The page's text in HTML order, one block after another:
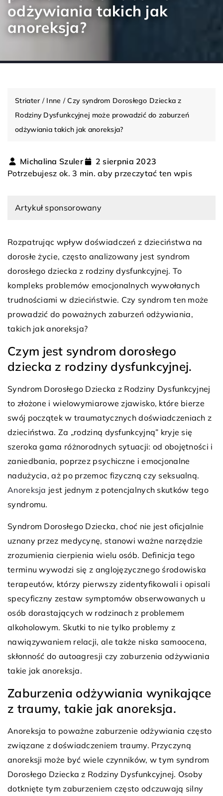
odżywiania takich jak
anoreksja?
Striater/ Inne /Czy syndrom Dorosłego Dziecka z
Rodziny Dysfunkcyjnej może prowadzić do zaburzeń
odżywiania takich jak anoreksja?
Michalina Szuler
2 sierpnia 2023
Potrzebujesz ok. 3 min. aby przeczytać ten wpis
Artykuł sponsorowany
Rozpatrując wpływ doświadczeń z dzieciństwa na
dorosłe życie, często analizowany jest syndrom
dorosłego dziecka z rodziny dysfunkcyjnej. To
kompleks problemów emocjonalnych wywołanych
trudnościami w dzieciństwie. Czy syndrom ten może
prowadzić do poważnych zaburzeń odżywiania,
takich jak anoreksja?
Czym jest syndrom dorosłego
dziecka z rodziny dysfunkcyjnej.
Syndrom Dorosłego Dziecka z Rodziny Dysfunkcyjnej
to złożone i wielowymiarowe zjawisko, które bierze
swój początek w traumatycznych doświadczeniach z
dzieciństwa. Za „rodziną dysfunkcyjną” kryje się
szeroka gama różnorodnych sytuacji: od obojętności i
zaniedbania, poprzez psychiczne i emocjonalne
nadużycia, aż po przemoc fizyczną czy seksualną.
Anoreksja jest jednym z potencjalnych skutków tego
syndromu.
Syndrom Dorosłego Dziecka, choć nie jest oficjalnie
uznany przez medycynę, stanowi ważne narzędzie
zrozumienia cierpienia wielu osób. Definicja tego
terminu wywodzi się z anglojęzycznego środowiska
terapeutów, którzy pierwszy zidentyfikowali i opisali
specyficzny zestaw symptomów obserwowanych u
osób dorastających w rodzinach z problemem
alkoholowym. Skutki to nie tylko problemy z
nawiązywaniem relacji, ale także niska samoocena,
skłonność do autoagresji czy zaburzenia odżywiania
takie jak anoreksja.
Zaburzenia odżywiania wynikające
z traumy, takie jak anoreksja.
Anoreksja to poważne zaburzenie odżywiania często
związane z doświadczeniem traumy. Przyczyną
anoreksji może być wiele czynników, w tym syndrom
Dorosłego Dziecka z Rodziny Dysfunkcyjnej. Osoby
dotknięte tym zaburzeniem często odczuwają silny